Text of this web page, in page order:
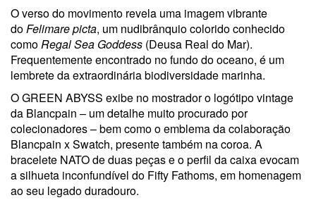
O verso do movimento revela uma imagem vibrante
doFelimare picta, um nudibrânquio colorido conhecido
comoRegal Sea Goddess (Deusa Real do Mar).
Frequentemente encontrado no fundo do oceano, é um
lembrete da extraordinária biodiversidade marinha.
O GREEN ABYSS exibe no mostrador o logótipo vintage
da Blancpain – um detalhe muito procurado por
colecionadores – bem como o emblema da colaboração
Blancpain x Swatch, presente também na coroa. A
bracelete NATO de duas peças e o perfil da caixa evocam
a silhueta inconfundível do Fifty Fathoms, em homenagem
ao seu legado duradouro.